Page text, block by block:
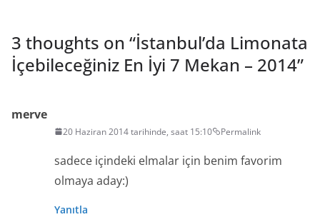
3 thoughts on “İstanbul’da Limonata
İçebileceğiniz En İyi 7 Mekan – 2014”
merve
20 Haziran 2014 tarihinde, saat 15:10 Permalink
sadece içindeki elmalar için benim favorim
olmaya aday:)
Yanıtla